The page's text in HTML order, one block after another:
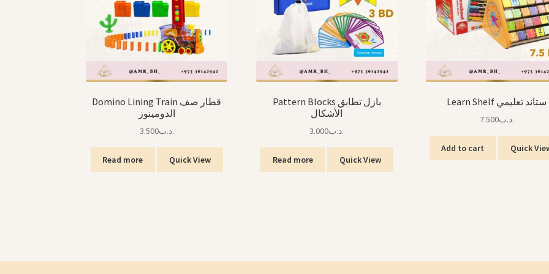
Domino Lining Train قطار صف
الدومينوز
.د.ب3.500
Read more Quick View
Pattern Blocks بازل تطابق
الأشكال
.د.ب3.000
Read more Quick View
Learn Shelf ستاند تعليمي
.د.ب7.500
Add to cart Quick